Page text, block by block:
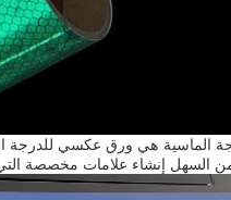
الماسية هي ورق عكسي
السهل إنشاء علامات مخصصة التي